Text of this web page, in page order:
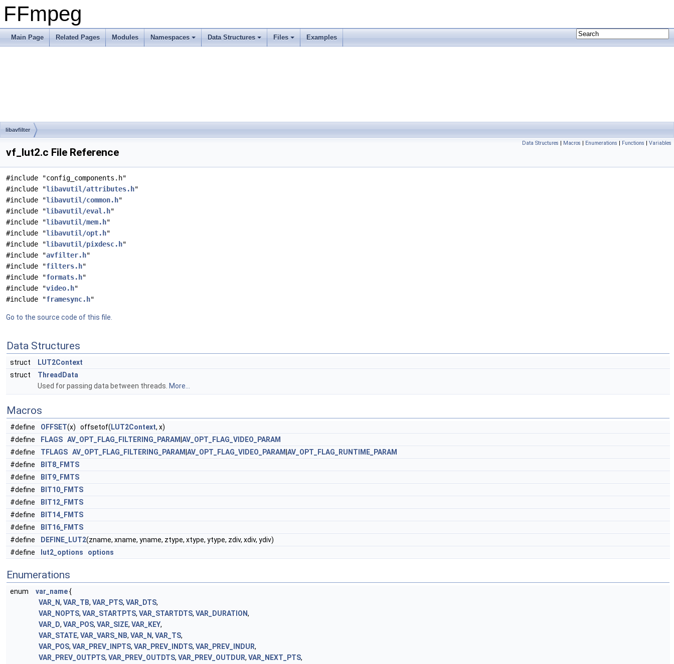
FFmpeg
Main Page Related Pages Modules Namespaces Data Structures Files Examples
libavfilter
Data Structures | Macros | Enumerations | Functions | Variables
vf_lut2.c File Reference
#include "config_components.h"
#include "libavutil/attributes.h"
#include "libavutil/common.h"
#include "libavutil/eval.h"
#include "libavutil/mem.h"
#include "libavutil/opt.h"
#include "libavutil/pixdesc.h"
#include "avfilter.h"
#include "filters.h"
#include "formats.h"
#include "video.h"
#include "framesync.h"
Go to the source code of this file.
Data Structures
struct
LUT2Context
struct
ThreadData
Used for passing data between threads. More...
Macros
#define OFFSET(x) offsetof( LUT2Context, x)
#define
FLAGS AV_OPT_FLAG_FILTERING_PARAM AV_OPT_FLAG_VIDEO_PARAM
#define
TFLAGS AV_OPT_FLAG_FILTERING_PARAM AV_OPT_FLAG_VIDEO_PARAM AV_OPT_FLAG_RUNTIME_PARAM
#define
BIT8_FMTS
#define
BIT9_FMTS
#define
BIT10_FMTS
#define
BIT12_FMTS
#define
BIT14_FMTS
#define
BIT16_FMTS
#define
DEFINE_LUT2(zname, xname, yname, ztype, xtype, ytype, zdiv, xdiv, ydiv)
#define
lut2_options options
Enumerations
enum var_name{
VAR_N, VAR_TB, VAR_PTS, VAR_DTS,
VAR_NOPTS, VAR_STARTPTS, VAR_STARTDTS, VAR_DURATION,
VAR_D, VAR_POS, VAR_SIZE, VAR_KEY,
VAR_STATE, VAR_VARS_NB, VAR_N, VAR_TS,
VAR_POS, VAR_PREV_INPTS, VAR_PREV_INDTS, VAR_PREV_INDUR,
VAR_PREV_OUTPTS, VAR_PREV_OUTDTS, VAR_PREV_OUTDUR, VAR_NEXT_PTS,